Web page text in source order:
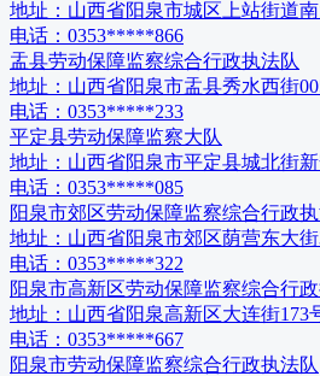
地址： 山西省阳泉市城区上站街道
电话： 0353*****866
盂县劳动保障监察综合行政执法队
地址： 山西省阳泉市盂县秀水西街
电话： 0353*****233
平定县劳动保障监察大队
地址： 山西省阳泉市平定县城北街
电话： 0353*****085
阳泉市郊区劳动保障监察综合行政
地址： 山西省阳泉市郊区荫营东大
电话： 0353*****322
阳泉市高新区劳动保障监察综合行
地址： 山西省阳泉高新区大连街173
电话： 0353*****667
阳泉市劳动保障监察综合行政执法队